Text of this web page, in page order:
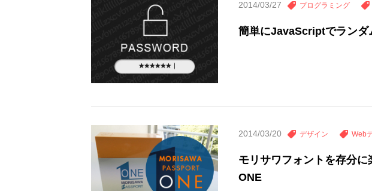
2014/03/27 プログラミング
簡単にJavaScriptでランダ
2014/03/20 デザイン Web
モリサワフォントを存分
ONE